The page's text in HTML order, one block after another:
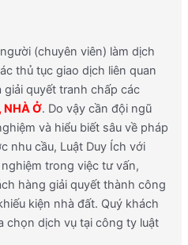
(chuyên viên) làm dịch
thủ tục giao dịch liên quan
quyết tranh chấp các
Ở. Do vậy cần đội ngũ
và hiểu biết sâu về pháp
nhu cầu, Luật Duy Ích với
trong việc tư vấn,
hàng giải quyết thành công
kiện nhà đất. Quý khách
chọn dịch vụ tại công ty luật